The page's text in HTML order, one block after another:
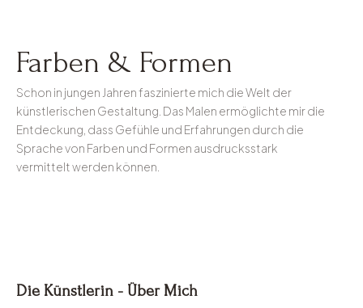
Farben & Formen
Schon in jungen Jahren faszinierte mich die Welt der
künstlerischen Gestaltung. Das Malen ermöglichte mir die
Entdeckung, dass Gefühle und Erfahrungen durch die
Sprache von Farben und Formen ausdrucksstark
vermittelt werden können.
Die Künstlerin - Über Mich